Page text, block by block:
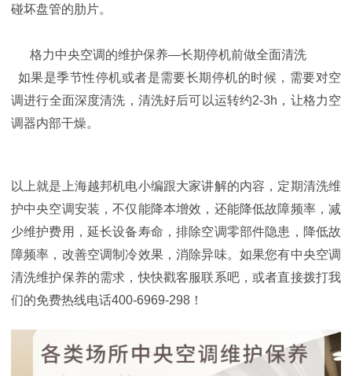
碰坏盘管的肋片。
格力中央空调的维护保养—长期停机前做全面清洗
如果是季节性停机或者是需要长期停机的时候，需要对空
调进行全面深度清洗，清洗好后可以运转约2-3h，让格力空
调器内部干燥。
以上就是上海越邦机电小编跟大家讲解的内容，定期清洗维
护中央空调安装，不仅能降本增效，还能降低故障频率，减
少维护费用，延长设备寿命，排除空调零部件隐患，降低故
障频率，改善空调制冷效果，消除异味。如果您有中央空调
清洗维护保养的需求，快快戳客服联系吧，或者直接拨打我
们的免费热线电话400-6969-298！